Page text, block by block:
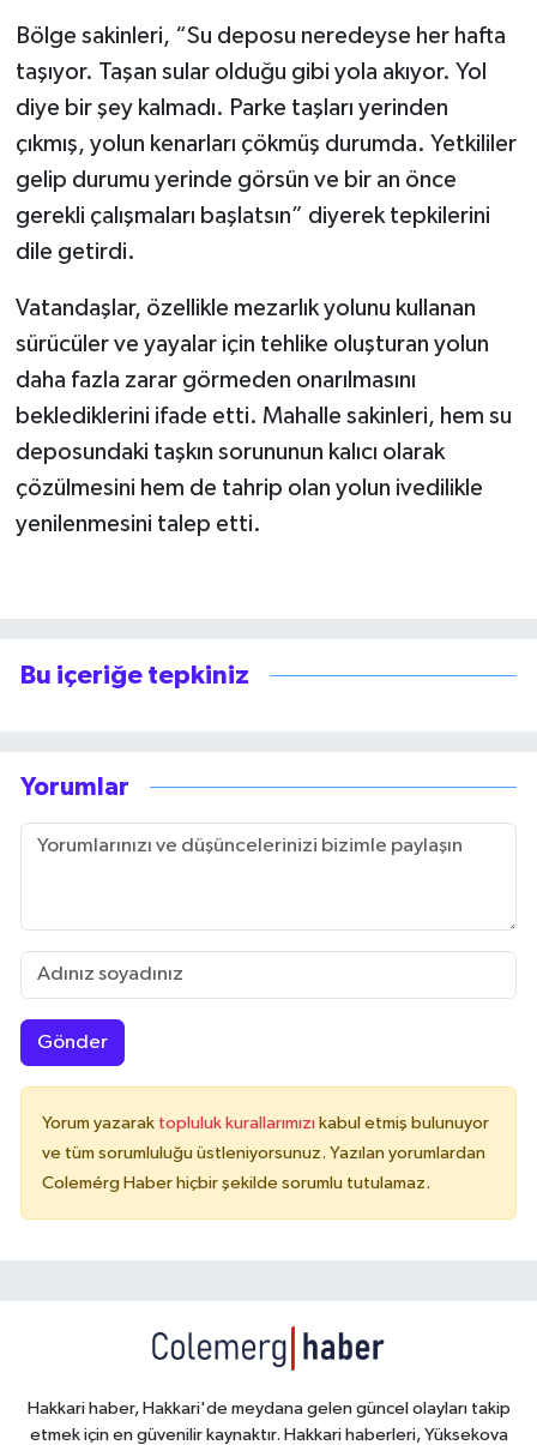
Bölge sakinleri, “Su deposu neredeyse her hafta
taşıyor. Taşan sular olduğu gibi yola akıyor. Yol
diye bir şey kalmadı. Parke taşları yerinden
çıkmış, yolun kenarları çökmüş durumda. Yetkililer
gelip durumu yerinde görsün ve bir an önce
gerekli çalışmaları başlatsın” diyerek tepkilerini
dile getirdi.
Vatandaşlar, özellikle mezarlık yolunu kullanan
sürücüler ve yayalar için tehlike oluşturan yolun
daha fazla zarar görmeden onarılmasını
beklediklerini ifade etti. Mahalle sakinleri, hem su
deposundaki taşkın sorununun kalıcı olarak
çözülmesini hem de tahrip olan yolun ivedilikle
yenilenmesini talep etti.
Bu içeriğe tepkiniz
Yorumlar
Gönder
Yorum yazarak topluluk kurallarımızı kabul etmiş bulunuyor
ve tüm sorumluluğu üstleniyorsunuz. Yazılan yorumlardan
Colemérg Haber hiçbir şekilde sorumlu tutulamaz.
Hakkari haber, Hakkari'de meydana gelen güncel olayları takip
etmek için en güvenilir kaynaktır. Hakkari haberleri, Yüksekova